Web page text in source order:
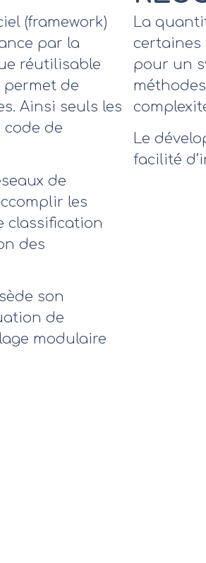
(framework)
par la
réutilisable
permet de
Ainsi seuls les
code de
de
les
classification
des
son
de
modulaire
La
certaines
pour un
Le
facilité